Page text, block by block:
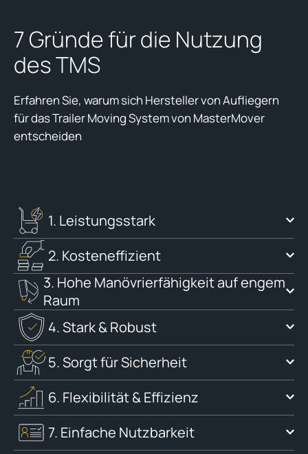
7 Gründe für die Nutzung
des TMS
Erfahren Sie, warum sich Hersteller von Aufliegern
für das Trailer Moving System von MasterMover
entscheiden
1. Leistungsstark
2. Kosteneffizient
3. Hohe Manövrierfähigkeit auf engem
Raum
4. Stark & Robust
5. Sorgt für Sicherheit
6. Flexibilität & Effizienz
7. Einfache Nutzbarkeit